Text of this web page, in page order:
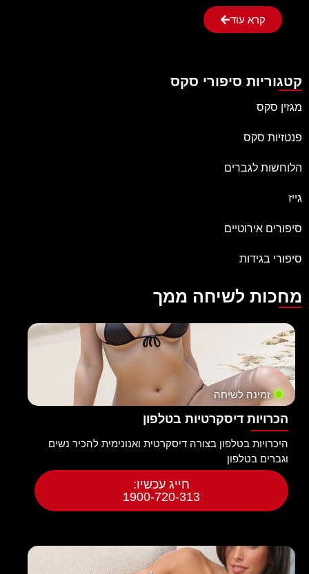
קרא עוד
קטגוריות סיפורי סקס
מגזין סקס
פנטזיות סקס
הלוחשות לגברים
גייז
סיפורים אירוטיים
סיפורי בגידות
מחכות לשיחה ממך
זמינה לשיחה
הכרויות דיסקרטיות בטלפון
היכרויות בטלפון בצורה דיסקרטית ואנונימית להכיר נשים
וגברים בטלפון
חייג עכשיו:
1900-720-313